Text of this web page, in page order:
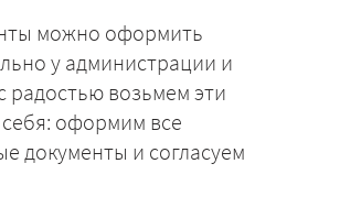
можно оформить
у администрации и
возьмем эти
оформим все
документы и согласуем